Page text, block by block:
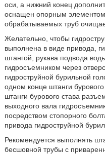
оси, а нижний конец
оснащен опорным
обрабатываемых труб
Желательно, чтобы
выполнена в виде привода,
штангой, рукава подвода
гидросъемником через
гидроструйной бурильной
одном конце штанги
штанги бурового става
выходного вала
посредством стопорного
привода гидроструйной
Рекомендуется выполнять
бесшовной трубы с